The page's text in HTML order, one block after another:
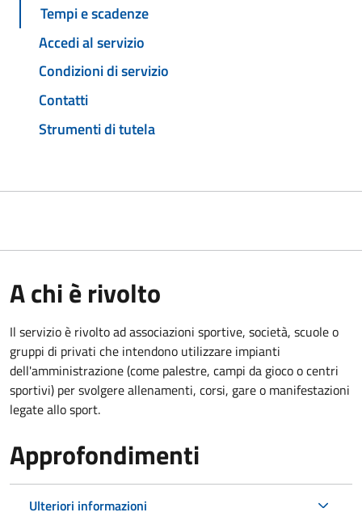
Tempi e scadenze
Accedi al servizio
Condizioni di servizio
Contatti
Strumenti di tutela
A chi è rivolto
Il servizio è rivolto ad associazioni sportive, società, scuole o
gruppi di privati che intendono utilizzare impianti
dell'amministrazione (come palestre, campi da gioco o centri
sportivi) per svolgere allenamenti, corsi, gare o manifestazioni
legate allo sport.
Approfondimenti
Ulteriori informazioni